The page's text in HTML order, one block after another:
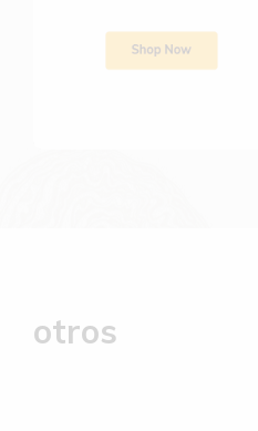
otros